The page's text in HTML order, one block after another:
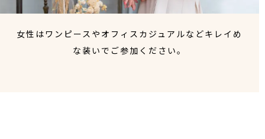
女性はワンピースやオフィスカジュアルなどキレイめ
な装いでご参加ください。